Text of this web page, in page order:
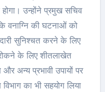
उन्होंने प्रमुख सचिव
वनाग्नि की घटनाओं को
सुनिश्चत करने के लिए
के लिए शीतलाखेत
अन्य प्रभावी उपायों पर
का भी सहयोग लिया